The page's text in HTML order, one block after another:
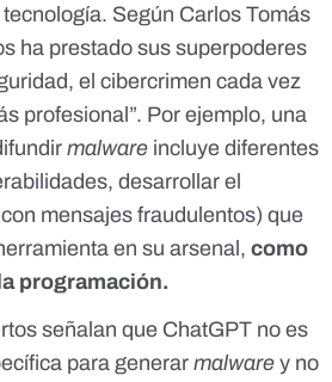
Según Carlos Tomás
ha prestado sus superpoderes
el cibercrimen cada vez
profesional”. Por ejemplo, una
malware incluye diferentes
desarrollar el
mensajes fraudulentos) que
en su arsenal, como
programación.
señalan que ChatGPT no es
para generar malware y no